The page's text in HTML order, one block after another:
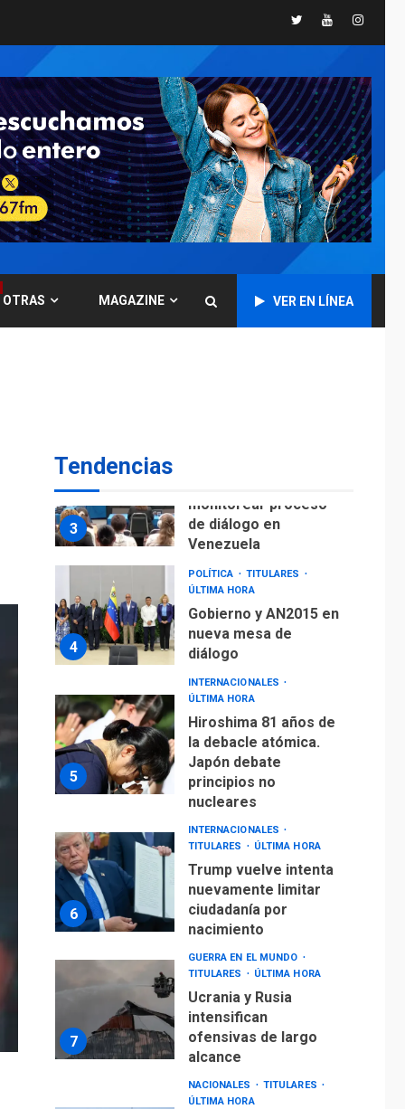
TwitterYoutube
OTRAS MAGAZINE VER EN LÍNEA
Tendencias
7
GUERRA EN EL MUNDO
Ucrania y Rusia
intensifican
ofensivas de largo
alcance
NACIONALES
TITULARES
ÚLTIMA HORA
Instalan carpas
metálicas como
terminales
Aeropuerto de
3
monitorear proceso
de diálogo en
Venezuela
4
POLÍTICA
TITULARES
ÚLTIMA HORA
Gobierno y AN2015 en
nueva mesa de
diálogo
5
INTERNACIONALES
ÚLTIMA HORA
Hiroshima 81 años de
la debacle atómica.
Japón debate
principios no
nucleares
6
INTERNACIONALES
TITULARES
ÚLTIMA HORA
Trump vuelve intenta
nuevamente limitar
ciudadanía por
nacimiento
7
GUERRA EN EL MUNDO
TITULARES
ÚLTIMA HORA
Ucrania y Rusia
intensifican
ofensivas de largo
alcance
NACIONALES
TITULARES
ÚLTIMA HORA